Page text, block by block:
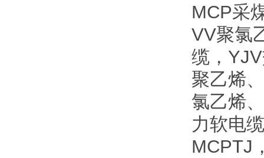
MCP采
VV聚氯
缆，
聚乙烯
氯乙烯
力软电
MCPTJ